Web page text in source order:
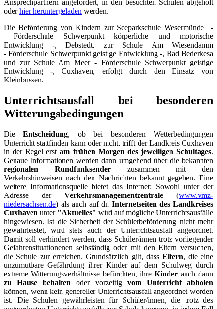
Ansprechpartnern angefordert, in den besuchten Schulen abgeholt
oderhier heruntergeladen werden.
Die Beförderung von Kindern zur Seeparkschule Wesermünde -
Förderschule Schwerpunkt körperliche und motorische
Entwicklung -, Debstedt, zur Schule Am Wiesendamm
- Förderschule Schwerpunkt geistige Entwicklung -, Bad Bederkesa
und zur Schule Am Meer - Förderschule Schwerpunkt geistige
Entwicklung -, Cuxhaven, erfolgt durch den Einsatz von
Kleinbussen.
Unterrichtsausfall bei besonderen
Witterungsbedingungen
DieEntscheidung, ob bei besonderen Wetterbedingungen
Unterricht stattfinden kann oder nicht, trifft der Landkreis Cuxhaven
in der Regel erstam frühen Morgen des jeweiligen Schultages.
Genaue Informationen werden dann umgehend über die bekannten
regionalen Rundfunksenderzusammen mit den
Verkehrshinweisen nach den Nachrichten bekannt gegeben. Eine
weitere Informationsquelle bietet das Internet: Sowohl unter der
Adresse der Verkehrsmanagementzentrale (www.vmz-
niedersachsen.de) als auch auf dn Internetseiten des Landkreises
Cuxhaven unter "Aktuelles" wird auf mögliche Unterrichtsausfälle
hingewiesen. Ist die Sicherheit der Schülerbeförderung nicht mehr
gewährleistet, wird stets auch der Unterrchtsausfall angeordnet.
Damit soll verhindert werden, dass Schüler/innen trotz vorliegender
Gefahrensituationenen selbständig oder mit den Eltern versuchen,
die Schule zur erreichen. Grundsätzlich gilt, dassEltern, die eine
unzumutbare Gefährdung ihrer Kinder auf dem Schulweg durch
extreme Witterungsverhältnisse befürchten, ihre Kinder auch dann
zu Hause behalten oder vorzeitigvom Unterricht abholen
können, wenn kein genereller Unterrichtsausfall angeordnet worden
ist. Die Schulen gewährleisten für Schüler/innen, die trotz des